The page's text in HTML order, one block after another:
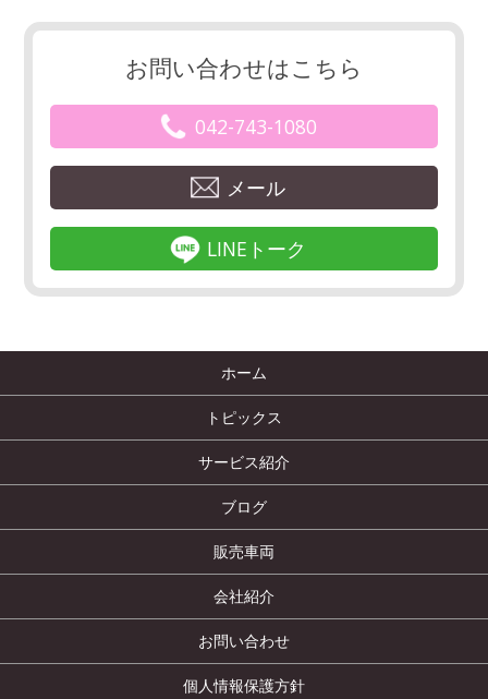
お問い合わせはこちら
042-743-1080
メール
LINEトーク
ホーム
トピックス
サービス紹介
ブログ
販売車両
会社紹介
お問い合わせ
個人情報保護方針